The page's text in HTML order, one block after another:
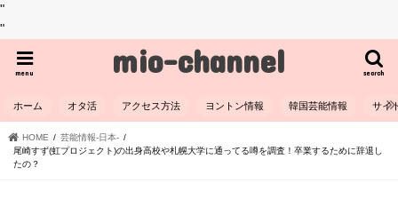
"
"
mio-channel search
menu
ホーム オタ活 アクセス方法 ヨントン情報 韓国芸能情報 サイ
HOME
芸能情報-日本-
尾崎すず(虹プロジェクト)の出身高校や札幌大学に通ってる噂を調査！卒業するために辞退し
たの？